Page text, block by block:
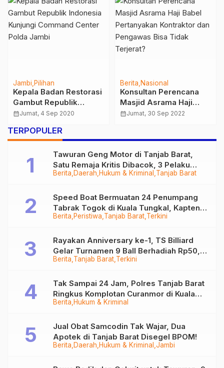
Jambi Pilihan
Kepala Badan Restorasi
Gambut Republik
Indonesia Kunjungi
Jambi
calendar_monthJumat, 4 Sep 2020
Berita Nasional
Konsultan Perencana
Masjid Asrama Haji
Babel Pertanyakan
Terjerat?
calendar_monthJumat, 30 Sep 2022
TERPOPULER
Berita Daerah Hukum & Kriminal Tanjab Barat
Tawuran Geng Motor di Tanjab Barat,
Satu Remaja Kritis Dibacok, 3 Pelaku
Ditangkap
Berita Peristiwa Tanjab Barat Terkini
Speed Boat Bermuatan 24 Penumpang
Tabrak Togok di Kuala Tungkal, Kapten
Sempat Hilang
Berita Tanjab Barat Terkini
Rayakan Anniversary ke-1, TS Billiard
Gelar Turnamen 9 Ball Berhadiah Rp50,8
Juta
Berita Hukum & Kriminal
Tak Sampai 24 Jam, Polres Tanjab Barat
Ringkus Komplotan Curanmor di Kuala
Tungkal
Berita Daerah Hukum & Kriminal Jambi
Jual Obat Samcodin Tak Wajar, Dua
Apotek di Tanjab Barat Disegel BPOM!